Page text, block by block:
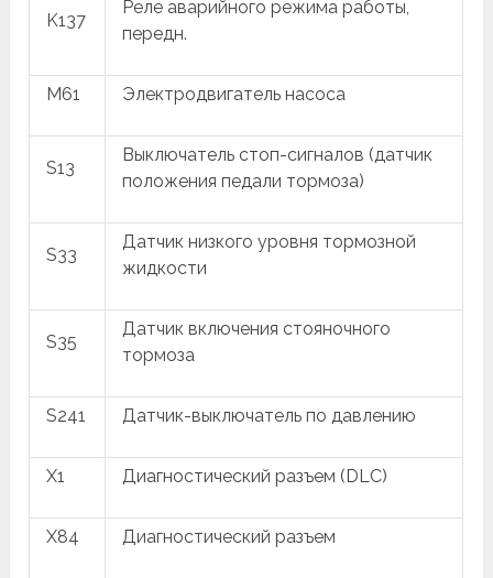
K137
Реле аварийного режима работы,
передн.
M61 Электродвигатель насоса
S13
Выключатель стоп-сигналов (датчик
положения педали тормоза)
S33
Датчик низкого уровня тормозной
жидкости
S35
Датчик включения стояночного
тормоза
S241 Датчик-выключатель по давлению
X1 Диагностический разъем (DLC)
X84 Диагностический разъем